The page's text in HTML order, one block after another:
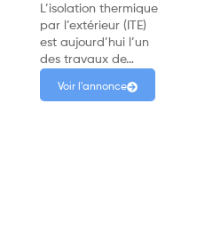
L’isolation thermique
par l’extérieur (ITE)
est aujourd’hui l’un
des travaux de…
Voir l'annonce